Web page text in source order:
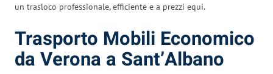
un trasloco professionale, efficiente e a prezzi equi.
Trasporto Mobili Economico
da Verona a Sant’Albano